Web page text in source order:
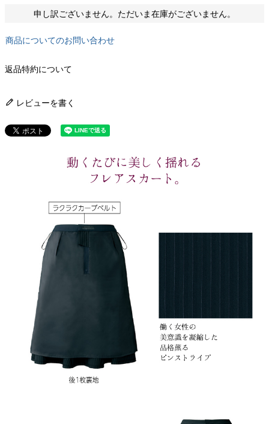
申し訳ございません。ただいま在庫がございません。
商品についてのお問い合わせ
返品特約について
レビューを書く